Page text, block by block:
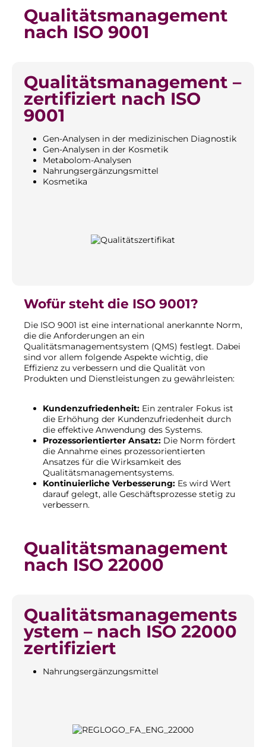
Qualitätsmanagement
nach ISO 9001
Qualitätsmanagement –
zertifiziert nach ISO
9001
Gen-Analysen in der medizinischen Diagnostik
Gen-Analysen in der Kosmetik
Metabolom-Analysen
Nahrungsergänzungsmittel
Kosmetika
Wofür steht die ISO 9001?
Die ISO 9001 ist eine international anerkannte Norm,
die die Anforderungen an ein
Qualitätsmanagementsystem (QMS) festlegt. Dabei
sind vor allem folgende Aspekte wichtig, die
Effizienz zu verbessern und die Qualität von
Produkten und Dienstleistungen zu gewährleisten:
Kundenzufriedenheit: Ein zentraler Fokus ist
die Erhöhung der Kundenzufriedenheit durch
die effektive Anwendung des Systems.
Prozessorientierter Ansatz: Die Norm fördert
die Annahme eines prozessorientierten
Ansatzes für die Wirksamkeit des
Qualitätsmanagementsystems.
Kontinuierliche Verbesserung: Es wird Wert
darauf gelegt, alle Geschäftsprozesse stetig zu
verbessern.
Qualitätsmanagement
nach ISO 22000
Qualitätsmanagements
ystem – nach ISO 22000
zertifiziert
Nahrungsergänzungsmittel